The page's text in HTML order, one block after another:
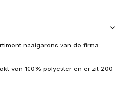
naaigarens van de firma
van 100% polyester en er zit 200